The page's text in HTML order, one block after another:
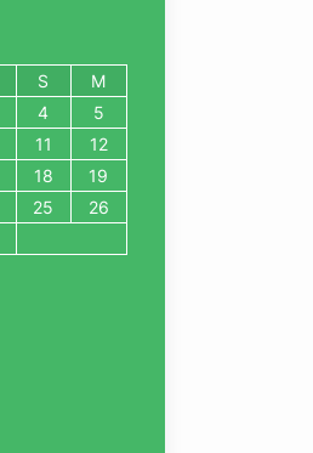
S
M
4
5
11
12
18
19
25
26